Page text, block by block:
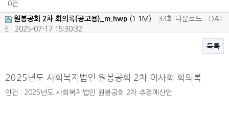
0건
원봉공회 2차 회의록(공고용)_m.hwp (1.1M) 34회 다운로드
DAT
E : 2025-07-17 15:30:32
목록
2025년도 사회복지법인 원봉공회 2차 이사회 회의록
안건 : 2025년도 사회복지법인 원봉공회 2차 추경예산안